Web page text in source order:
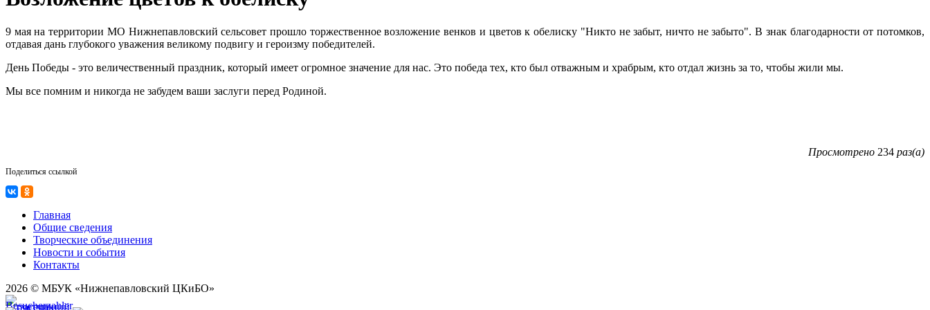
9 мая на территории МО Нижнепавловский сельсовет прошло торжественное возложение венков и цветов к обелиску "Никто не забыт, ничто не забыто". В знак благодарности от потомков,
отдавая дань глубокого уважения великому подвигу и героизму победителей.
День Победы - это величественный праздник, который имеет огромное значение для нас. Это победа тех, кто был отважным и храбрым, кто отдал жизнь за то, чтобы жили мы.
Мы все помним и никогда не забудем ваши заслуги перед Родиной.
Просмотрено 234 раз(а)
Поделиться ссылкой
Главная
Общие сведения
Творческие объединения
Новости и события
Контакты
2026 © МБУК «Нижнепавловский ЦКиБО»